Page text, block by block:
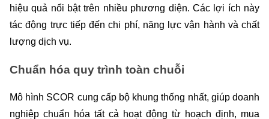
hiệu quả nổi bật trên nhiều phương diện. Các lợi ích này
tác động trực tiếp đến chi phí, năng lực vận hành và chất
lượng dịch vụ.
Chuẩn hóa quy trình toàn chuỗi
Mô hình SCOR cung cấp bộ khung thống nhất, giúp doanh
nghiệp chuẩn hóa tất cả hoạt động từ hoạch định, mua